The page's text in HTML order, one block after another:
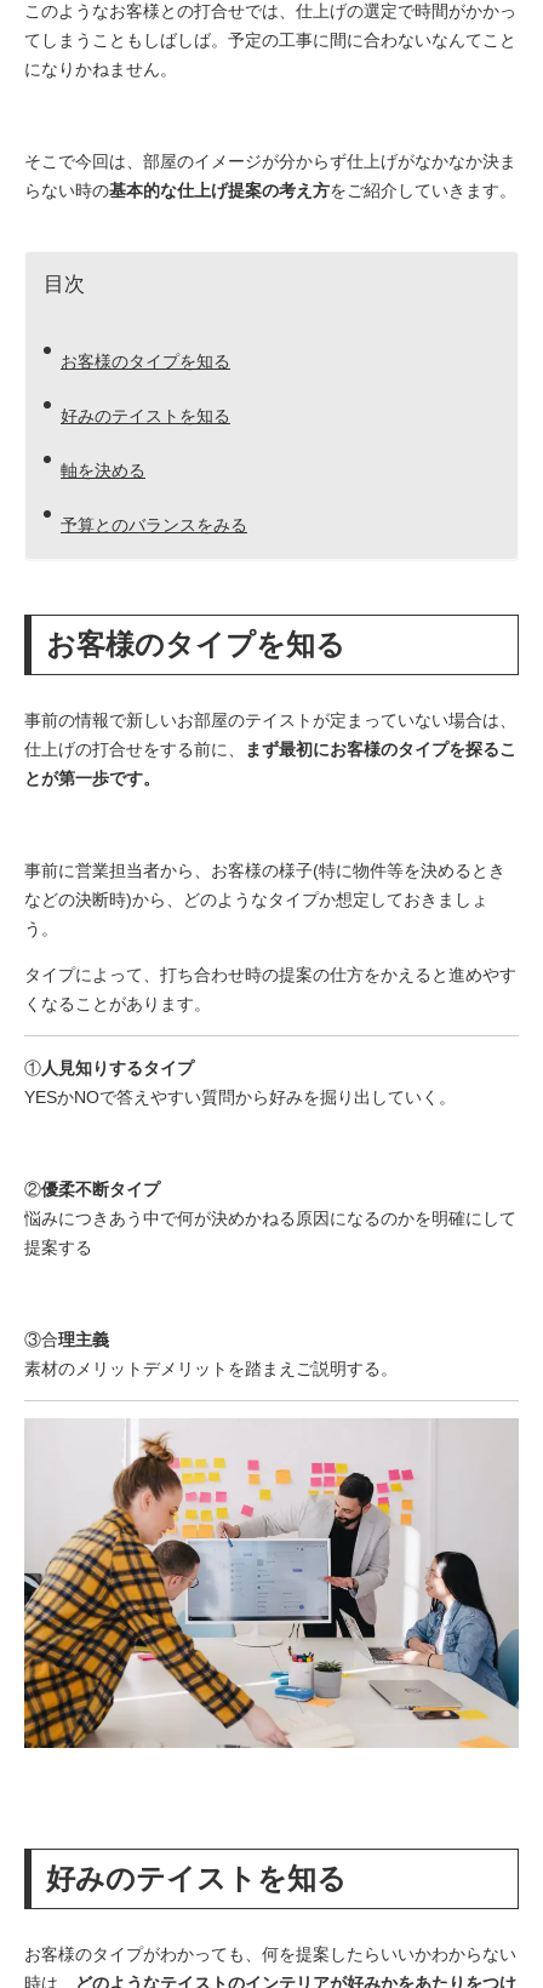
このようなお客様との打合せでは、仕上げの選定で時間がかかっ
てしまうこともしばしば。予定の工事に間に合わないなんてこと
になりかねません。
そこで今回は、部屋のイメージが分からず仕上げがなかなか決ま
らない時の基本的な仕上げ提案の考え方をご紹介していきます。
目次
お客様のタイプを知る
好みのテイストを知る
軸を決める
予算とのバランスをみる
お客様のタイプを知る
事前の情報で新しいお部屋のテイストが定まっていない場合は、
仕上げの打合せをする前に、
まず最初にお客様のタイプを探るこ
とが第一歩です。
事前に営業担当者から、お客様の様子(特に物件等を決めるとき
などの決断時)から、どのようなタイプか想定しておきましょ
う。
タイプによって、打ち合わせ時の提案の仕方をかえると進めやす
くなることがあります。
①人見知りするタイプ
YESかNOで答えやすい質問から好みを掘り出していく。
②優柔不断タイプ
悩みにつきあう中で何が決めかねる原因になるのかを明確にして
提案する
③合理主義
素材のメリットデメリットを踏まえご説明する。
好みのテイストを知る
お客様のタイプがわかっても、何を提案したらいいかわからない
時は、
どのようなテイストのインテリアが好みかをあたりをつけ